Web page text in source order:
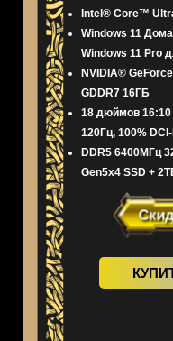
Intel® Core™
Windows 11
Windows 11 Pro
NVIDIA®
GDDR7 16ГБ
18 дюймов 16:10
120Гц, 100%
DDR5 6400МГц
Gen5x4 SSD +